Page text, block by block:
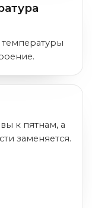
температуры
к пятнам, а
заменяется.